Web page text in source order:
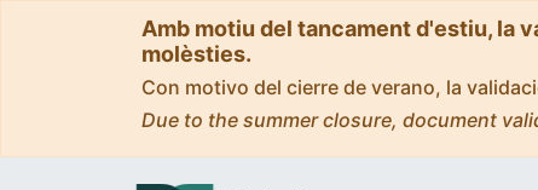
Amb motiu del tancament d'estiu, la
molèsties.
Con motivo del cierre de verano, la
Due to the summer closure, document